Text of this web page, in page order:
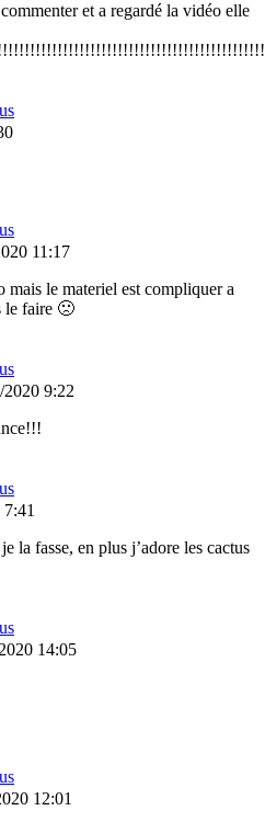
et a regardé la vidéo elle
11:17
mais le materiel est compliquer a
le faire 🙁
2020 9:22
7:41
la fasse, en plus j’adore les cactus
14:05
12:01